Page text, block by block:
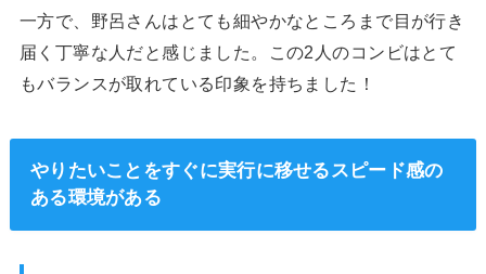
一方で、野呂さんはとても細やかなところまで目が行き
届く丁寧な人だと感じました。この2人のコンビはとて
もバランスが取れている印象を持ちました！
やりたいことをすぐに実行に移せるスピード感の
ある環境がある